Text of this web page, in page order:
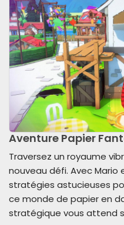
Aventure Papier
Traversez un royaume
nouveau défi. Avec Mario
stratégies astucieuses
ce monde de papier en
stratégique vous attend